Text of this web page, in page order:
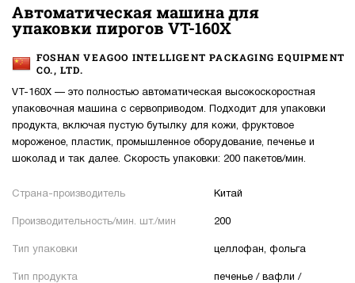
Автоматическая машина для
упаковки пирогов VT-160X
FOSHAN VEAGOO INTELLIGENT PACKAGING EQUIPMENT
CO., LTD.
VT-160X — это полностью автоматическая высокоскоростная
упаковочная машина с сервоприводом. Подходит для упаковки
продукта, включая пустую бутылку для кожи, фруктовое
мороженое, пластик, промышленное оборудование, печенье и
шоколад и так далее. Скорость упаковки: 200 пакетов/мин.
Страна-производитель Китай
Производительность/мин. шт./мин 200
Тип упаковки целлофан, фольга
Тип продукта
печенье / вафли /